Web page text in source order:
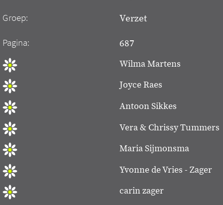
Groep: Verzet
Pagina: 687
Wilma Martens
Joyce Raes
Antoon Sikkes
Vera & Chrissy Tummers
Maria Sijmonsma
Yvonne de Vries - Zager
carin zager